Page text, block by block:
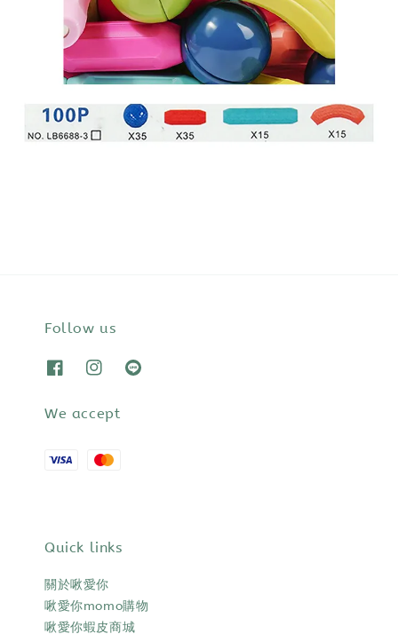
Follow us
We accept
Quick links
關於啾愛你
啾愛你momo購物
啾愛你蝦皮商城